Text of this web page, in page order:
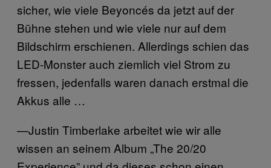
sicher, wie viele Beyoncés da jetzt auf der
Bühne stehen und wie viele nur auf dem
Bildschirm erschienen. Allerdings schien das
LED-Monster auch ziemlich viel Strom zu
fressen, jedenfalls waren danach erstmal die
Akkus alle …
—Justin Timberlake arbeitet wie wir alle
wissen an seinem Album „The 20/20